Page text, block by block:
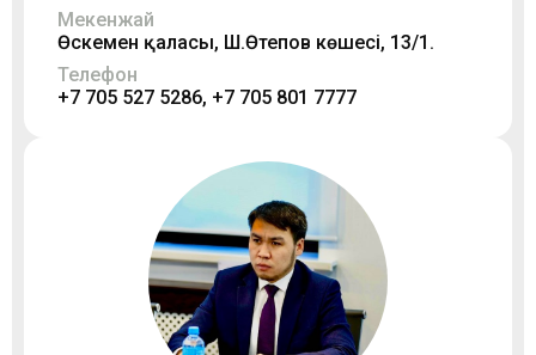
Мекенжай
Өскемен қаласы, Ш.Өтепов көшесі, 13/1.
Телефон
+7 705 527 5286, +7 705 801 7777